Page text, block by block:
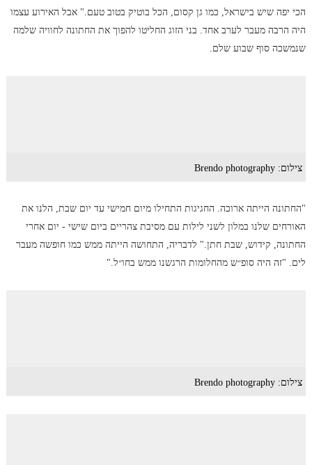
הכי יפה שיש בישראל, כמו גן קסום, הכל בוטיק בטוב טעם." אבל האירוע עצמו
היה הרבה מעבר לערב אחד. בני הזוג החליטו להפוך את החתונה לחוויה שלמה
שנמשכה סוף שבוע שלם.
צילום: Brendo photography
"החתונה הייתה ארוכה. החגיגות התחילו מיום חמישי עד יום שבת, הלנו את
האורחים שלנו במלון לשני לילות עם מסיבת צהריים ביום שישי - יום אחרי
החתונה, קידוש, שבת חתן." לדבריה, התחושה הייתה ממש כמו חופשה מעבר
לים. "זה היה סופ״ש מהחלומות הרגשנו ממש בחו״ל."
צילום: Brendo photography